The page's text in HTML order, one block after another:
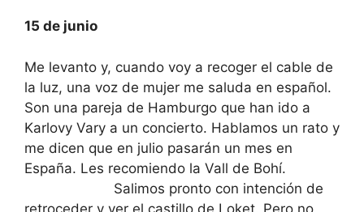
15 de junio
Me levanto y, cuando voy a recoger el cable de
la luz, una voz de mujer me saluda en español.
Son una pareja de Hamburgo que han ido a
Karlovy Vary a un concierto. Hablamos un rato y
me dicen que en julio pasarán un mes en
España. Les recomiendo la Vall de Bohí.
Salimos pronto con intención de
retroceder y ver el castillo de Loket. Pero no